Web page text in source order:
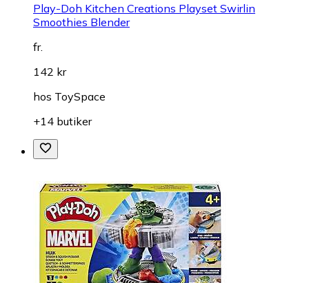
Play-Doh Kitchen Creations Playset Swirlin
Smoothies Blender
fr.
142 kr
hos ToySpace
+14 butiker